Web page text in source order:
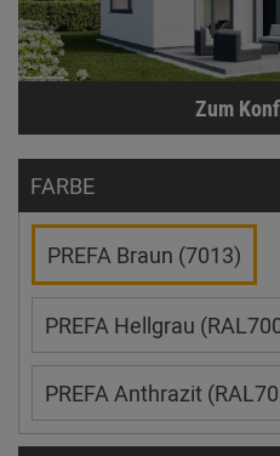
Zum
FARBE
PREFA Braun (7013)
PREFA Hellgrau
PREFA Anthrazit